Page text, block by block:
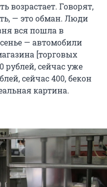
возрастает. Говорят,
— это обман. Люди
вся пошла в
— автомобили
[торговых
рублей, сейчас уже
сейчас 400, бекон
картина.